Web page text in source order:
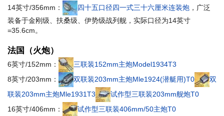
14英寸/356mm： 四十五口径四一式三十六厘米连装炮 ，广泛
装备于金刚级、扶桑级、伊势级战列舰，实际口径为14英寸
=35.6cm。
法国（火炮）
6英寸/152mm：
三联装152mm主炮Model1934T3
8英寸/203mm：
双联装203mm主炮Mle1924(潜艇用)T0
双
联装203mm主炮Mle1931T3
试作型三联装203mm舰炮T0
16英寸/406mm：
试作型三联装406mm/50主炮T0